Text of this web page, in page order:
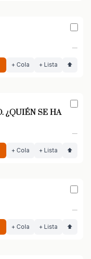
—
+ Cola + Lista ⬆
¿QUIÉN SE HA
—
+ Cola + Lista ⬆
—
+ Cola + Lista ⬆